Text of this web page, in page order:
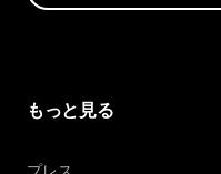
もっと見る